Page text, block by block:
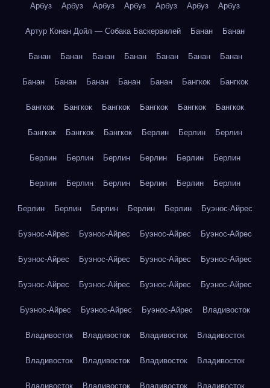
Арбуз Арбуз Арбуз Арбуз Арбуз Арбуз Арбуз
Артур Конан Дойл — Собака Баскервилей Банан Банан
Банан Банан Банан Банан Банан Банан Банан
Банан Банан Банан Банан Банан Бангкок Бангкок
Бангкок Бангкок Бангкок Бангкок Бангкок Бангкок
Бангкок Бангкок Бангкок Берлин Берлин Берлин
Берлин Берлин Берлин Берлин Берлин Берлин
Берлин Берлин Берлин Берлин Берлин Берлин
Берлин Берлин Берлин Берлин Берлин Буэнос-Айрес
Буэнос-Айрес Буэнос-Айрес Буэнос-Айрес Буэнос-Айрес
Буэнос-Айрес Буэнос-Айрес Буэнос-Айрес Буэнос-Айрес
Буэнос-Айрес Буэнос-Айрес Буэнос-Айрес Буэнос-Айрес
Буэнос-Айрес Буэнос-Айрес Буэнос-Айрес Владивосток
Владивосток Владивосток Владивосток Владивосток
Владивосток Владивосток Владивосток Владивосток
Владивосток Владивосток Владивосток Владивосток